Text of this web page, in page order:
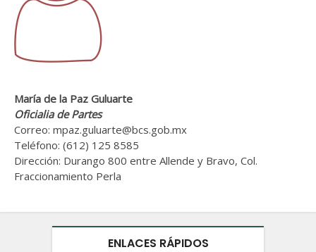
María de la Paz Guluarte
Oficialia de Partes
Correo: mpaz.guluarte@bcs.gob.mx
Teléfono: (612) 125 8585
Dirección: Durango 800 entre Allende y Bravo, Col.
Fraccionamiento Perla
ENLACES RÁPIDOS